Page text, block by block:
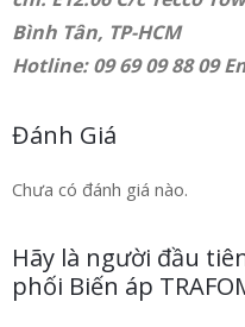
Bình Tân, TP-HCM
Hotline: 09 69 09 88 09
Đánh Giá
Chưa có đánh giá nào.
Hãy là người đầu
phối Biến áp